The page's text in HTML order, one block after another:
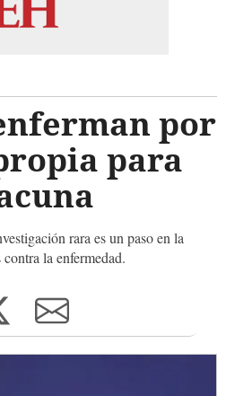
por
para
rara es un paso en la
la enfermedad.